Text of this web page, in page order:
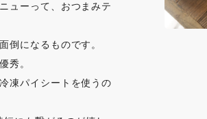
ューって、おつまみテ
倒になるものです。
秀。
凍パイシートを使うの